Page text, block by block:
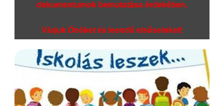
dokumentumok bemutatása érdekében.
Várjuk Önöket és leendő elsőseinket!